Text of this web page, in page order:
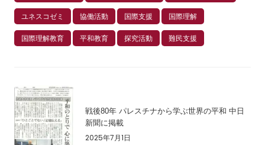
ユネスコゼミ 協働活動 国際支援 国際理解
国際理解教育 平和教育 探究活動 難民支援
戦後80年 パレスチナから学ぶ世界の平和 中日
新聞に掲載
2025年7月1日